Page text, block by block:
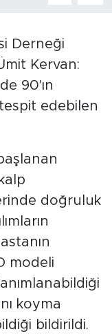
Derneği
Kervan:
90'ın
edebilen
doğruluk
modeli
koyma
bildirildi.